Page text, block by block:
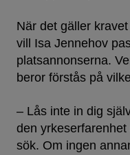
När det gäller
vill Isa Jennehov
platsannonserna.
beror förstås på
– Lås inte in dig
den
sök. Om ingen